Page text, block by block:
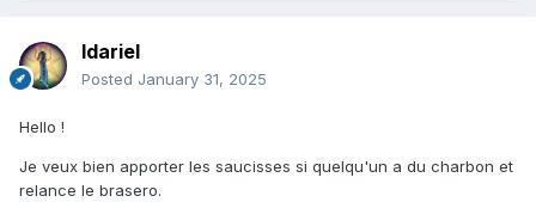
Idariel
Posted January 31, 2025
Hello !
Je veux bien apporter les saucisses si quelqu'un a du charbon et
relance le brasero.